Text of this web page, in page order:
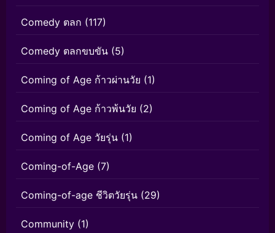
Comedy ตลก (117)
Comedy ตลกขบขัน (5)
Coming of Age ก้าวผ่านวัย (1)
Coming of Age ก้าวพ้นวัย (2)
Coming of Age วัยรุ่น (1)
Coming-of-Age (7)
Coming-of-age ชีวิตวัยรุ่น (29)
Community (1)